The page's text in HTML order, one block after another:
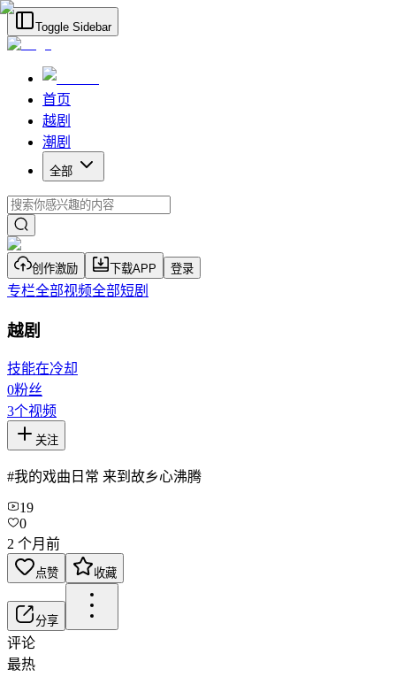
Toggle Sidebar
首页
越剧
潮剧
全部
创作激励 下载APP 登录
专栏全部视频全部短剧
越剧
技能在冷却
0粉丝
3个视频
关注
#我的戏曲日常 来到故乡心沸腾
19
0
2 个月前
点赞 收藏
分享
评论
最热